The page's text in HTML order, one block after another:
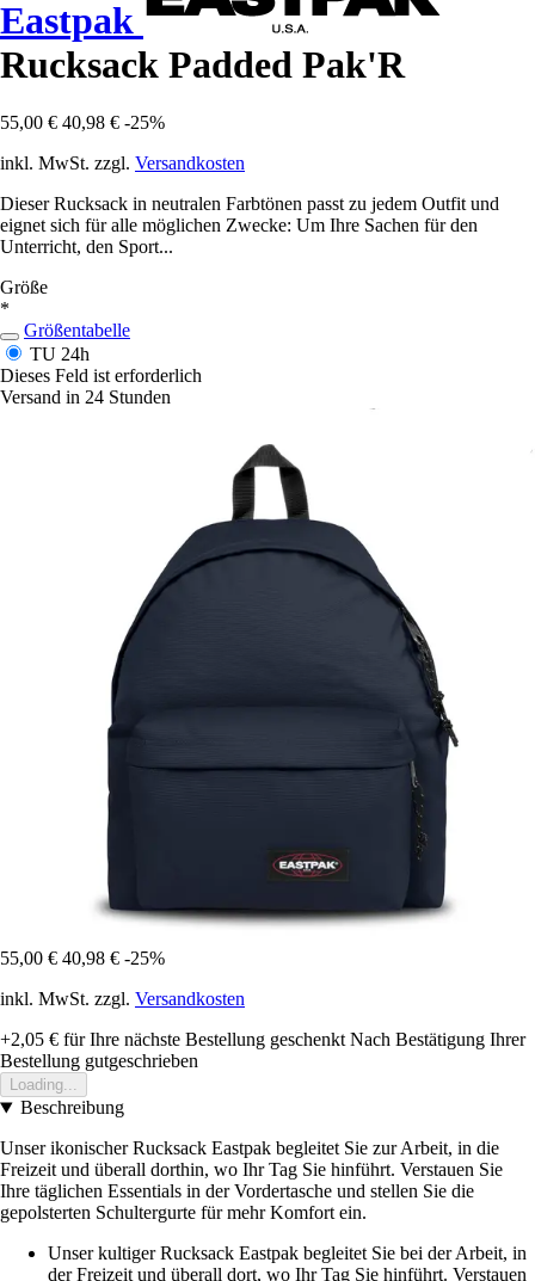
Eastpak
Rucksack Padded Pak'R
55,00 € 40,98 € -25%
inkl. MwSt. zzgl. Versandkosten
Dieser Rucksack in neutralen Farbtönen passt zu jedem Outfit und
eignet sich für alle möglichen Zwecke: Um Ihre Sachen für den
Unterricht, den Sport...
Größe
*
Größentabelle
TU 24h
Dieses Feld ist erforderlich
Versand in 24 Stunden
55,00 € 40,98 € -25%
inkl. MwSt. zzgl. Versandkosten
+2,05 € für Ihre nächste Bestellung geschenkt Nach Bestätigung Ihrer
Bestellung gutgeschrieben
Loading...
Beschreibung
Unser ikonischer Rucksack Eastpak begleitet Sie zur Arbeit, in die
Freizeit und überall dorthin, wo Ihr Tag Sie hinführt. Verstauen Sie
Ihre täglichen Essentials in der Vordertasche und stellen Sie die
gepolsterten Schultergurte für mehr Komfort ein.
Unser kultiger Rucksack Eastpak begleitet Sie bei der Arbeit, in
der Freizeit und überall dort, wo Ihr Tag Sie hinführt. Verstauen